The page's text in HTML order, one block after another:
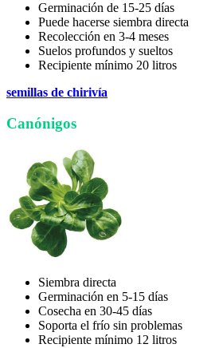
Germinación de 15-25 días
Puede hacerse siembra directa
Recolección en 3-4 meses
Suelos profundos y sueltos
Recipiente mínimo 20 litros
semillas de chirivía
Canónigos
Siembra directa
Germinación en 5-15 días
Cosecha en 30-45 días
Soporta el frío sin problemas
Recipiente mínimo 12 litros